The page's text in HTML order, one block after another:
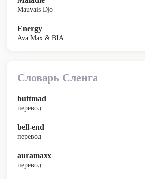
Mauvais Djo
Energy
Ava Max & BIA
Словарь Сленга
buttmad
перевод
bell-end
перевод
auramaxx
перевод